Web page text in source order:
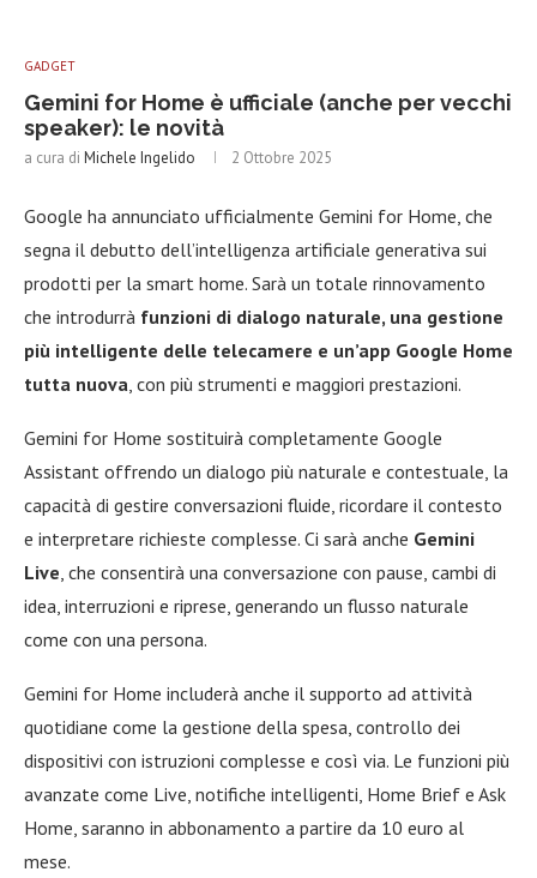
GADGET
Gemini for Home è ufficiale (anche per vecchi
speaker): le novità
a cura di Michele Ingelido 2 Ottobre 2025
Google ha annunciato ufficialmente Gemini for Home, che
segna il debutto dell’intelligenza artificiale generativa sui
prodotti per la smart home. Sarà un totale rinnovamento
che introdurrà funzioni di dialogo naturale, una gestione
più intelligente delle telecamere e un’app Google Home
tutta nuova, con più strumenti e maggiori prestazioni.
Gemini for Home sostituirà completamente Google
Assistant offrendo un dialogo più naturale e contestuale, la
capacità di gestire conversazioni fluide, ricordare il contesto
e interpretare richieste complesse. Ci sarà anche Gemini
Live, che consentirà una conversazione con pause, cambi di
idea, interruzioni e riprese, generando un flusso naturale
come con una persona.
Gemini for Home includerà anche il supporto ad attività
quotidiane come la gestione della spesa, controllo dei
dispositivi con istruzioni complesse e così via. Le funzioni più
avanzate come Live, notifiche intelligenti, Home Brief e Ask
Home, saranno in abbonamento a partire da 10 euro al
mese.